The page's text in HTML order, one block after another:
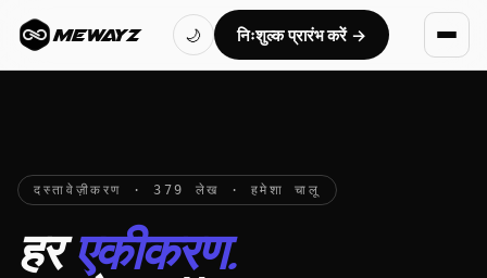
MEWAYZ 🌙 निःशुल्क प्रारंभ करें →
दस्तावेज़ीकरण · 379 लेख · हमेशा चालू
हरएकीकरण.